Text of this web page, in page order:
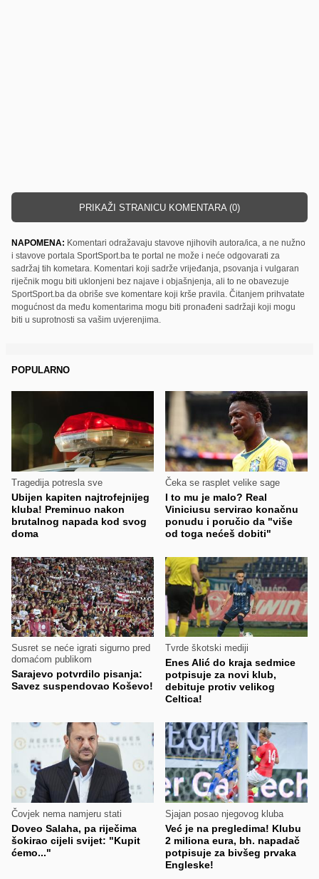
PRIKAŽI STRANICU KOMENTARA (0)
NAPOMENA: Komentari odražavaju stavove njihovih autora/ica, a ne nužno
i stavove portala SportSport.ba te portal ne može i neće odgovarati za
sadržaj tih kometara. Komentari koji sadrže vrijeđanja, psovanja i vulgaran
riječnik mogu biti uklonjeni bez najave i objašnjenja, ali to ne obavezuje
SportSport.ba da obriše sve komentare koji krše pravila. Čitanjem prihvatate
mogućnost da među komentarima mogu biti pronađeni sadržaji koji mogu
biti u suprotnosti sa vašim uvjerenjima.
POPULARNO
Tragedija potresla sve
Ubijen kapiten najtrofejnijeg
kluba! Preminuo nakon
brutalnog napada kod svog
doma
Čeka se rasplet velike sage
I to mu je malo? Real
Viniciusu servirao konačnu
ponudu i poručio da "više
od toga nećeš dobiti"
Susret se neće igrati sigurno pred
domaćom publikom
Sarajevo potvrdilo pisanja:
Savez suspendovao Koševo!
Tvrde škotski mediji
Enes Alić do kraja sedmice
potpisuje za novi klub,
debituje protiv velikog
Celtica!
Čovjek nema namjeru stati
Doveo Salaha, pa riječima
šokirao cijeli svijet: "Kupit
ćemo..."
Sjajan posao njegovog kluba
Već je na pregledima! Klubu
2 miliona eura, bh. napadač
potpisuje za bivšeg prvaka
Engleske!